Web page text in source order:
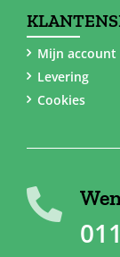
Mijn account
Levering
Cookies